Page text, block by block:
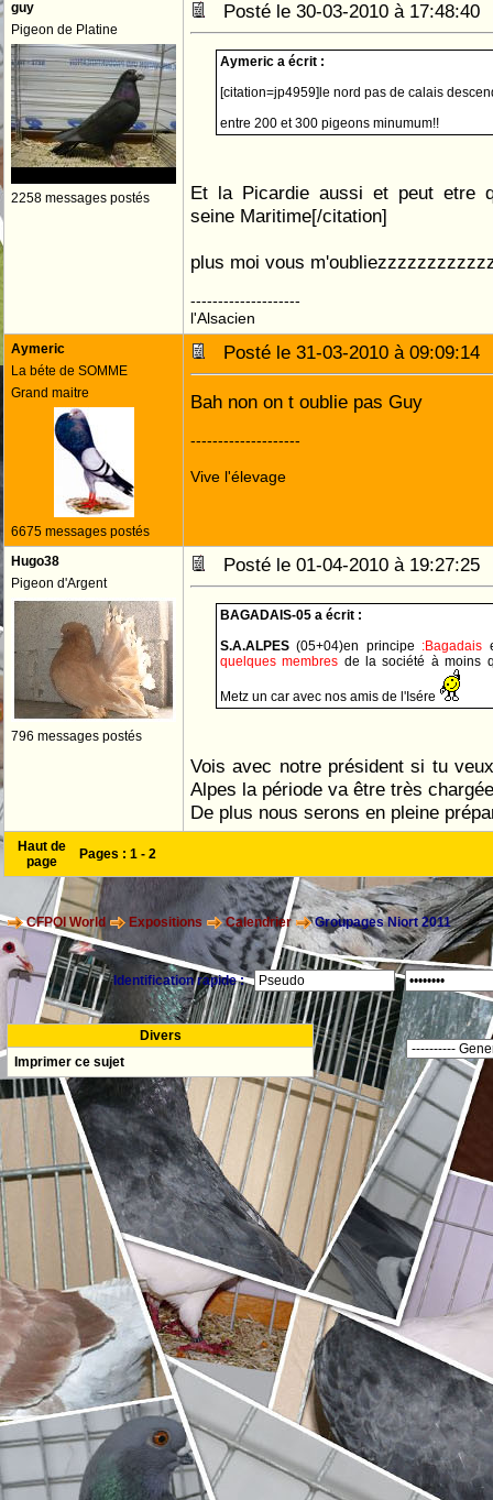
guy
Pigeon de Platine
2258 messages postés
Posté le 30-03-2010 à
Aymeric a écrit :
[citation=jp4959]le nord pas de calais
entre 200 et 300 pigeons minumum!!
Et la Picardie aussi et peut etre
seine Maritime[/citation]
plus moi vous
--------------------
l'Alsacien
Aymeric
La béte de SOMME
Grand maitre
6675 messages postés
Posté le 31-03-2010 à
Bah non on t oublie pas Guy
--------------------
Vive l'élevage
Hugo38
Pigeon d'Argent
796 messages postés
Posté le 01-04-2010 à
BAGADAIS-05 a écrit :
S.A.ALPES(05+04)en principe :Bagadais
quelques membres de la société à moins
Metz un car avec nos amis de l'Isére
Vois avec notre président si tu
Alpes la période va être très
De plus nous serons en pleine
Haut de
page
Pages : 1 - 2
CFPOI World Expositions Calendrier Groupages Niort 2011
Identification rapide :
Divers
Imprimer ce sujet